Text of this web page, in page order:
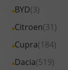
Fahrzeuge
Audi
anzeigen
BYD(3)
Alle
Fahrzeuge
BYD
anzeigen
Citroen(31)
Alle
Fahrzeuge
Citroen
Cupra(184)
Alle
Fahrzeuge
Dacia(519)
Alle